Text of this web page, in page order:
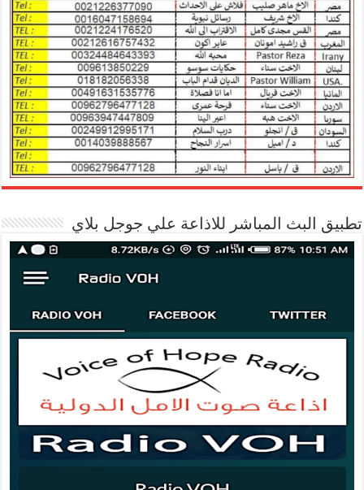
تطبيق البث المباشر للاذاعة علي جوجل بلاي